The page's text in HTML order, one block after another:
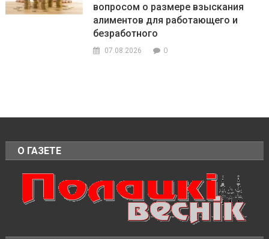
вопросом о размере взыскания
алиментов для работающего и
безработного
07.08.2026 0
О ГАЗЕТЕ